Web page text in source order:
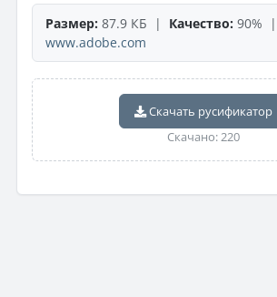
Размер: 87.9 КБ | Качество: 90% |
www.adobe.com
Скачать русификатор
Скачано: 220